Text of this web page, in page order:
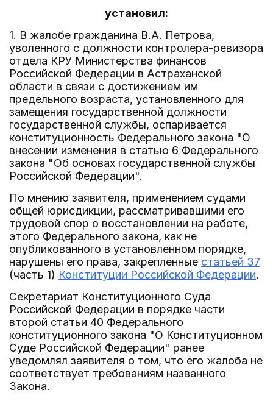
установил:
1. В жалобе гражданина В.А. Петрова,
уволенного с должности контролера-ревизора
отдела КРУ Министерства финансов
Российской Федерации в Астраханской
области в связи с достижением им
предельного возраста, установленного для
замещения государственной должности
государственной службы, оспаривается
конституционность Федерального закона "О
внесении изменения в статью 6 Федерального
закона "Об основах государственной службы
Российской Федерации".
По мнению заявителя, применением судами
общей юрисдикции, рассматривавшими его
трудовой спор о восстановлении на работе,
этого Федерального закона, как не
опубликованного в установленном порядке,
нарушены его права, закрепленные статьей 37
(часть 1) Конституции Российской Федерации.
Секретариат Конституционного Суда
Российской Федерации в порядке части
второй статьи 40 Федерального
конституционного закона "О Конституционном
Суде Российской Федерации" ранее
уведомлял заявителя о том, что его жалоба не
соответствует требованиям названного
Закона.